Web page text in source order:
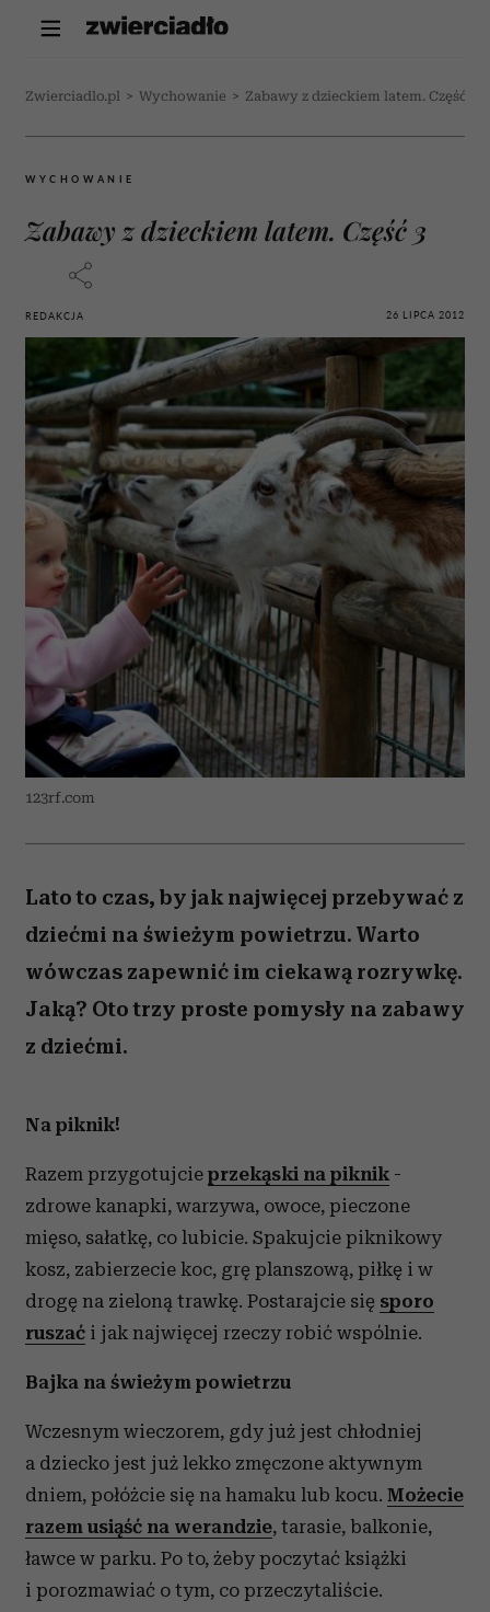
Zwierciadlo.pl > Wychowanie > Zabawy z dzieckiem latem. Część 3
WYCHOWANIE
Zabawy z dzieckiem latem. Część 3
REDAKCJA 26 LIPCA 2012
123rf.com
Lato to czas, by jak najwięcej przebywać z
dziećmi na świeżym powietrzu. Warto
wówczas zapewnić im ciekawą rozrywkę.
Jaką? Oto trzy proste pomysły na zabawy
z dziećmi.
Na piknik!
Razem przygotujcie przekąski na piknik -
zdrowe kanapki, warzywa, owoce, pieczone
mięso, sałatkę, co lubicie. Spakujcie piknikowy
kosz, zabierzecie koc, grę planszową, piłkę i w
drogę na zieloną trawkę. Postarajcie się sporo
ruszać i jak najwięcej rzeczy robić wspólnie.
Bajka na świeżym powietrzu
Wczesnym wieczorem, gdy już jest chłodniej
a dziecko jest już lekko zmęczone aktywnym
dniem, połóżcie się na hamaku lub kocu. Możecie
razem usiąść na werandzie, tarasie, balkonie,
ławce w parku. Po to, żeby poczytać książki
i porozmawiać o tym, co przeczytaliście.